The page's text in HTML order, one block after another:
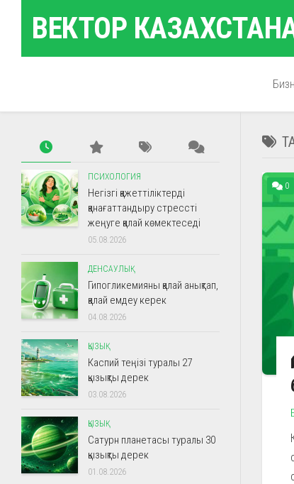
contentВЕКТОР
0
ПСИХОЛОГИЯ
Негізгі қажеттіліктерді
қанағаттандыру стрессті
жеңуге қалай көмектеседі
05.08.2026
ДЕНСАУЛЫҚ
Гипогликемияны қалай анықтап,
қалай емдеу керек
04.08.2026
ҚЫЗЫҚ
Каспий теңізі туралы 27
қызықты дерек
03.08.2026
ҚЫЗЫҚ
Сатурн планетасы туралы 30
қызықты дерек
01.08.2026